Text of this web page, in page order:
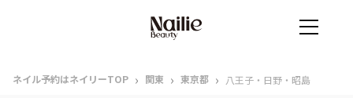
ネイル予約はネイリーTOP › 関東 › 東京都 › 八王子・日野・昭島